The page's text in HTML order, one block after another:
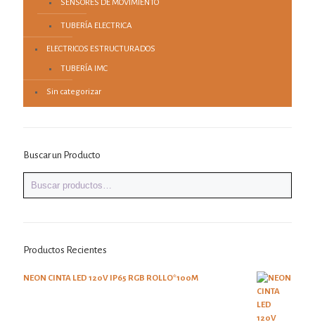
SENSORES DE MOVIMIENTO
TUBERÍA ELECTRICA
ELECTRICOS ESTRUCTURADOS
TUBERÍA IMC
Sin categorizar
Buscar un Producto
Productos Recientes
NEON CINTA LED 120V IP65 RGB ROLLO*100M